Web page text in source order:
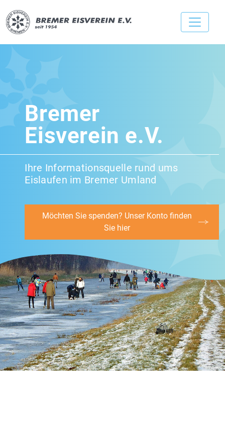
Bremer
Eisverein e.V.
Ihre Informationsquelle rund ums
Eislaufen im Bremer Umland
Möchten Sie spenden? Unser Konto finden
Sie hier